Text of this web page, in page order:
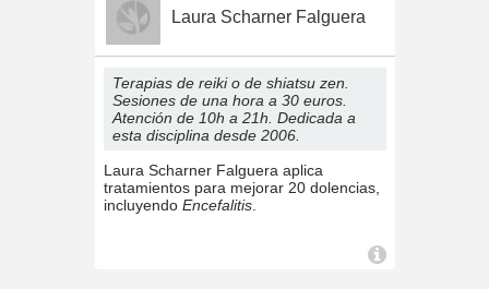
Laura Scharner Falguera
Terapias de reiki o de shiatsu zen.
Sesiones de una hora a 30 euros.
Atención de 10h a 21h. Dedicada a
esta disciplina desde 2006.
Laura Scharner Falguera aplica
tratamientos para mejorar 20 dolencias,
incluyendo Encefalitis.